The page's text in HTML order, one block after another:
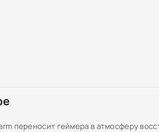
переносит геймера в атмосферу